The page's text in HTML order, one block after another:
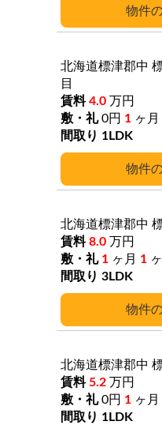
北海道標津郡中
目
4.0 万円
0円 1 ヶ月
1LDK
北海道標津郡中
8.0 万円
1 ヶ月 1
3LDK
北海道標津郡中
5.2 万円
0円 1 ヶ月
1LDK